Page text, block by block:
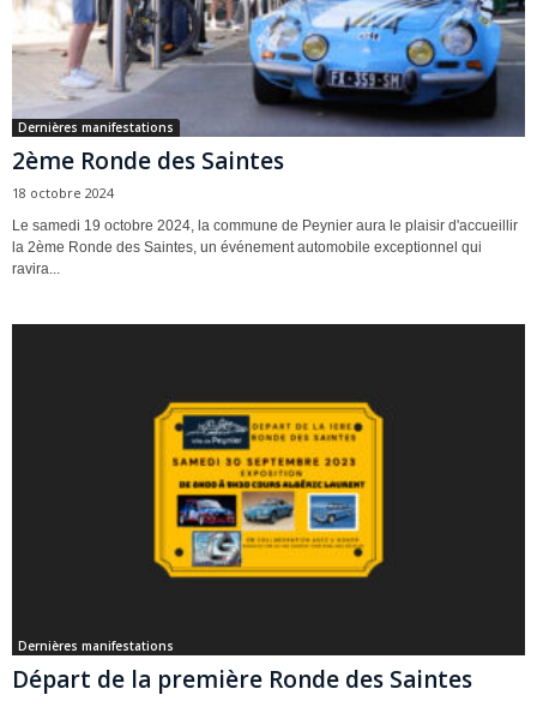
Dernières manifestations
2ème Ronde des Saintes
18 octobre 2024
Le samedi 19 octobre 2024, la commune de Peynier aura le plaisir d'accueillir
la 2ème Ronde des Saintes, un événement automobile exceptionnel qui
ravira...
Dernières manifestations
Départ de la première Ronde des Saintes